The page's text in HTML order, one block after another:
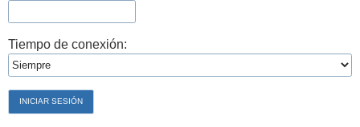
Tiempo de conexión: